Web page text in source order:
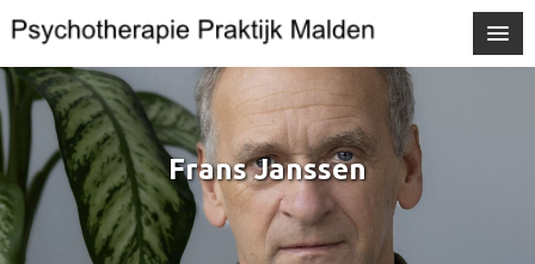
Frans Janssen